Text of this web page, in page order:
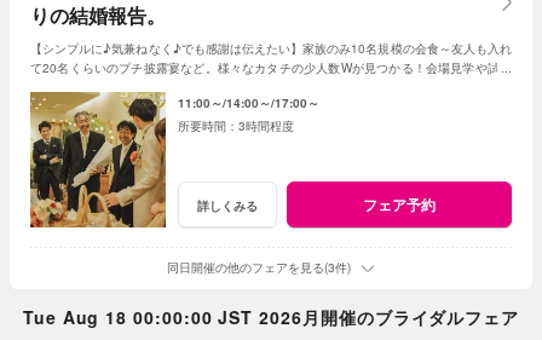
りの結婚報告。
【シンプルに♪気兼ねなく♪でも感謝は伝えたい】家族のみ10名規模の会食～友人も入れ
て20名くらいのプチ披露宴など。様々なカタチの少人数Wが見つかる！会場見学や試食
11:00～ 14:00～ 17:00～
3時間程度
詳しくみる フェア予約
同日開催の他のフェアを見る(3件)
Tue Aug 18 00:00:00 JST 2026月開催のブライダルフェア